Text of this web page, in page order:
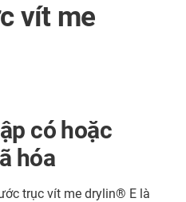
vít me
có hoặc
hóa
trục vít me drylin® E là